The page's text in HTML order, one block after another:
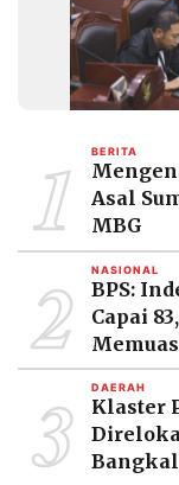
1 BERITA
Asal
MBG
2 NASIONAL
BPS:
Capai
3 DAERAH
Klaster